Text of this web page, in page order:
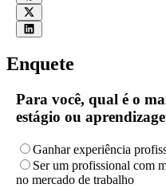
Enquete
Para você, qual é o
estágio ou
Ganhar experiência
Ser um profissional com
no mercado de trabalho